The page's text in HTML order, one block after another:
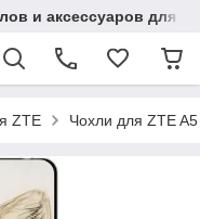
и аксессуаров для
ZTE Чохли для ZTE